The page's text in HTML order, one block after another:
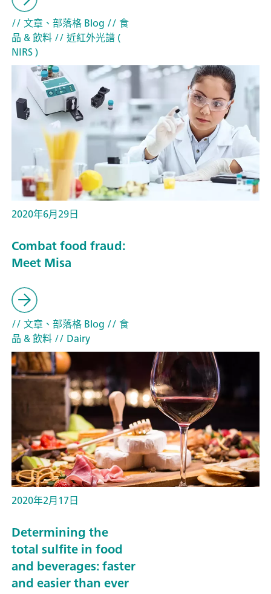
// 文章、部落格 Blog // 食
品 & 飲料// 近紅外光譜 (
NIRS )
2020年6月29日
Combat food fraud:
Meet Misa
// 文章、部落格 Blog // 食
品 & 飲料// Dairy
2020年2月17日
Determining the
total sulfite in food
and beverages: faster
and easier than ever